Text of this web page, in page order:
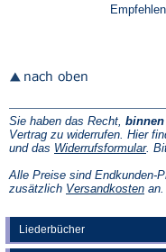
Liederbücher
Sie haben das Recht, binnen
Vertrag zu widerrufen. Hier
und das Widerrufsformular.
Alle Preise sind Endkunden-
zusätzlich Versandkosten an.